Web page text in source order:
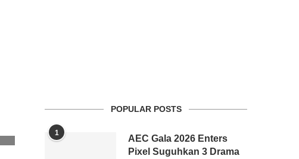
POPULAR POSTS
1
AEC Gala 2026 Enters
Pixel Suguhkan 3 Drama